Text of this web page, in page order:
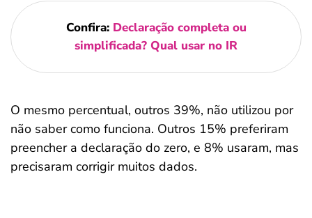
Confira: Declaração completa ou
simplificada? Qual usar no IR
O mesmo percentual, outros 39%, não utilizou por
não saber como funciona. Outros 15% preferiram
preencher a declaração do zero, e 8% usaram, mas
precisaram corrigir muitos dados.